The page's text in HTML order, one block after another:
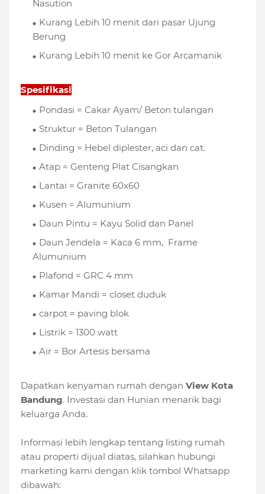
Nasution
Kurang Lebih 10 menit dari pasar Ujung
Berung
Kurang Lebih 10 menit ke Gor Arcamanik
Spesifikasi
Pondasi = Cakar Ayam/ Beton tulangan
Struktur = Beton Tulangan
Dinding = Hebel diplester, aci dan cat.
Atap = Genteng Plat Cisangkan
Lantai = Granite 60x60
Kusen = Alumunium
Daun Pintu = Kayu Solid dan Panel
Daun Jendela = Kaca 6 mm, Frame
Alumunium
Plafond = GRC 4 mm
Kamar Mandi = closet duduk
carpot = paving blok
Listrik = 1300 watt
Air = Bor Artesis bersama
Dapatkan kenyaman rumah dengan View Kota
Bandung. Investasi dan Hunian menarik bagi
keluarga Anda.
Informasi lebih lengkap tentang listing rumah
atau properti dijual diatas, silahkan hubungi
marketing kami dengan klik tombol Whatsapp
dibawah: